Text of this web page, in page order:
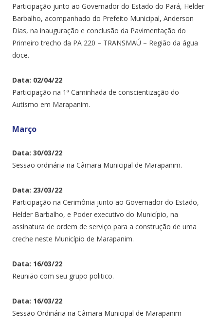
Participação junto ao Governador do Estado do Pará, Helder
Barbalho, acompanhado do Prefeito Municipal, Anderson
Dias, na inauguração e conclusão da Pavimentação do
Primeiro trecho da PA 220 – TRANSMAÚ – Região da água
doce.
Data: 02/04/22
Participação na 1ª Caminhada de conscientização do
Autismo em Marapanim.
Março
Data: 30/03/22
Sessão ordinária na Câmara Municipal de Marapanim.
Data: 23/03/22
Participação na Cerimônia junto ao Governador do Estado,
Helder Barbalho, e Poder executivo do Município, na
assinatura de ordem de serviço para a construção de uma
creche neste Município de Marapanim.
Data: 16/03/22
Reunião com seu grupo politico.
Data: 16/03/22
Sessão Ordinária na Câmara Municipal de Marapanim